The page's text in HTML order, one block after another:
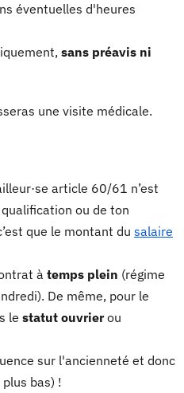
éventuelles d'heures
sans préavis ni
une visite médicale.
article 60/61 n’est
ou de ton
que le montant du salaire
à temps plein (régime
De même, pour le
le statut ouvrierou
sur l'ancienneté et donc
bas) !